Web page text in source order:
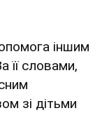
іншим
її словами,
зі дітьми